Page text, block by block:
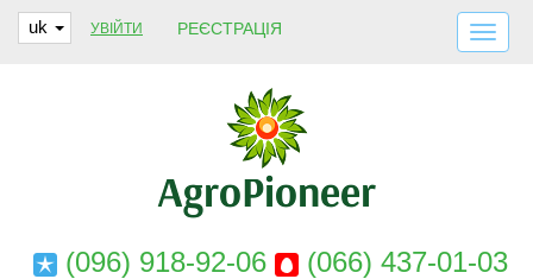
uk УВІЙТИ РЕЄСТРАЦІЯ
ДОСТАВКА І ОПЛАТА
ПРО НАС
ГАРАНТІЇ
КОНТАКТИ
(096) 918-92-06
(066) 437-01-03